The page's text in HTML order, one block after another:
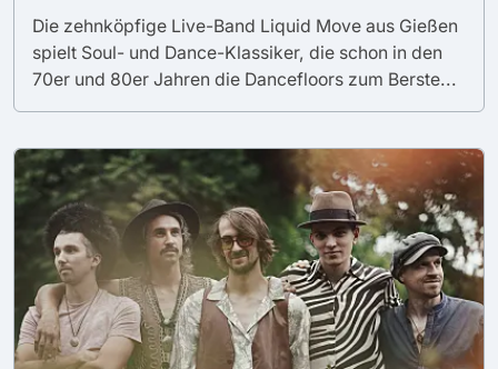
Die zehnköpfige Live-Band Liquid Move aus Gießen
spielt Soul- und Dance-Klassiker, die schon in den
70er und 80er Jahren die Dancefloors zum Berste...